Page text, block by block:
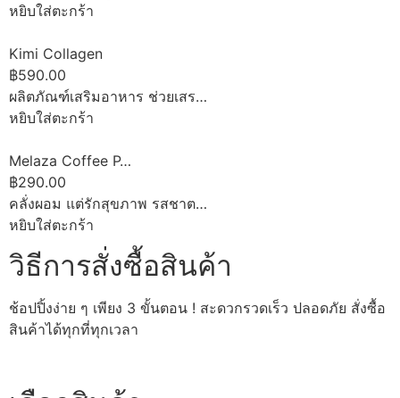
หยิบใส่ตะกร้า
Kimi Collagen
฿590.00
ผลิตภัณฑ์เสริมอาหาร ช่วยเสร…
หยิบใส่ตะกร้า
Melaza Coffee P…
฿290.00
คลั่งผอม แต่รักสุขภาพ รสชาต…
หยิบใส่ตะกร้า
วิธีการสั่งซื้อสินค้า
ช้อปปิ้งง่าย ๆ เพียง 3 ขั้นตอน ! สะดวกรวดเร็ว ปลอดภัย สั่งซื้อ
สินค้าได้ทุกที่ทุกเวลา